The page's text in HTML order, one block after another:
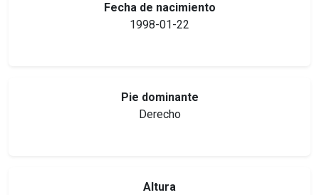
Fecha de nacimiento
1998-01-22
Pie dominante
Derecho
Altura